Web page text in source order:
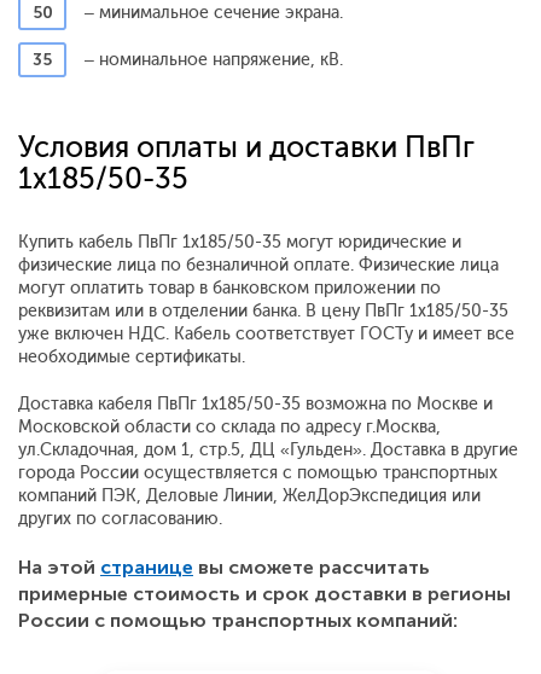
50 – минимальное сечение экрана.
35 – номинальное напряжение, кВ.
Условия оплаты и доставки ПвПг
1x185/50-35
Купить кабель ПвПг 1x185/50-35 могут юридические и
физические лица по безналичной оплате. Физические лица
могут оплатить товар в банковском приложении по
реквизитам или в отделении банка. В цену ПвПг 1x185/50-35
уже включен НДС. Кабель соответствует ГОСТу и имеет все
необходимые сертификаты.
Доставка кабеля ПвПг 1x185/50-35 возможна по Москве и
Московской области со склада по адресу г.Москва,
ул.Складочная, дом 1, стр.5, ДЦ «Гульден». Доставка в другие
города России осуществляется с помощью транспортных
компаний ПЭК, Деловые Линии, ЖелДорЭкспедиция или
других по согласованию.
На этой странице вы сможете рассчитать
примерные стоимость и срок доставки в регионы
России с помощью транспортных компаний: